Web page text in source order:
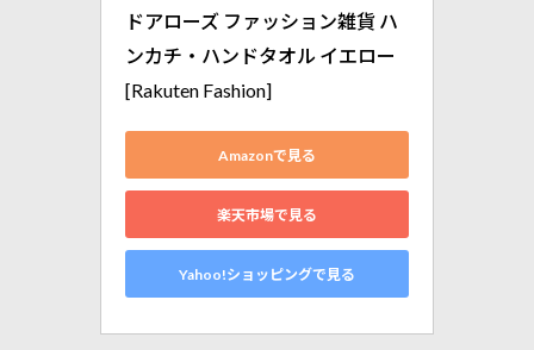
ドアローズ ファッション雑貨 ハ
ンカチ・ハンドタオル イエロー
[Rakuten Fashion]
Amazonで見る
楽天市場で見る
Yahoo!ショッピングで見る